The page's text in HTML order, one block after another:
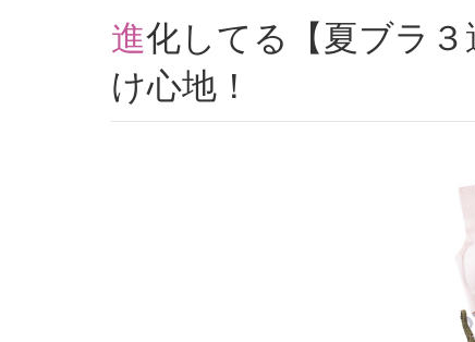
進化してる【夏ブラ３選】快適素材でクセになる着
け心地！